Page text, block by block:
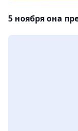
5 ноября она